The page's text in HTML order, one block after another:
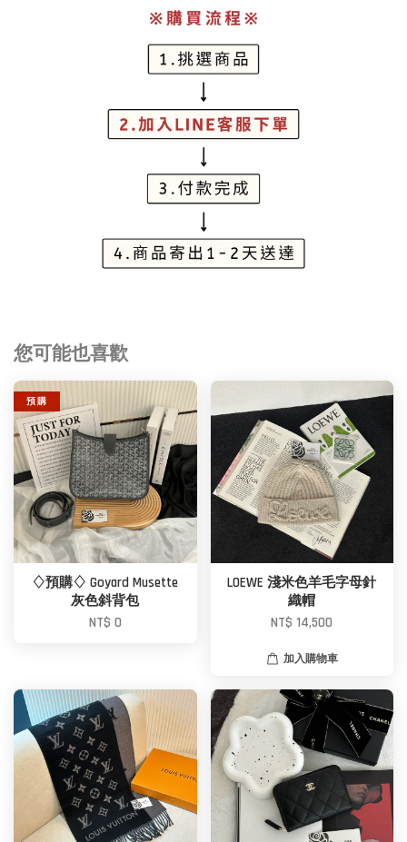
您可能也喜歡
預 購
♢預購♢ Goyard Musette
灰色斜背包
NT$ 0
LOEWE 淺米色羊毛字母針
織帽
NT$ 14,500
加入購物車